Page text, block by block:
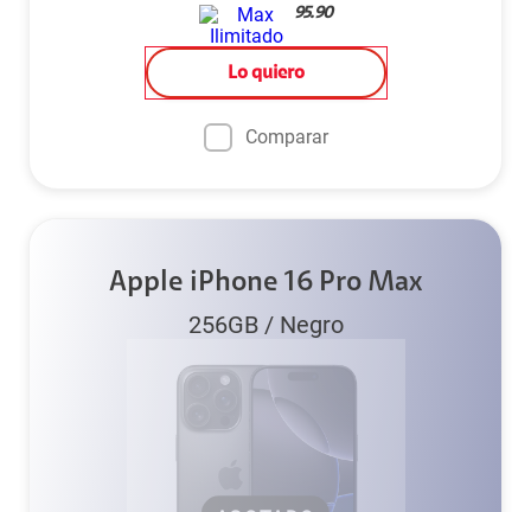
95.90
Lo quiero
Comparar
Apple iPhone 16 Pro Max
256GB/ Negro